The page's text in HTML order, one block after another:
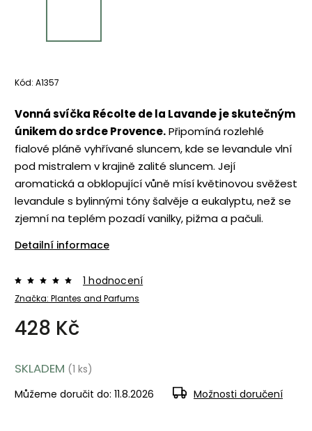
Kód: A1357
Vonná svíčka Récolte de la Lavande je skutečným
únikem do srdce Provence.Připomíná rozlehlé
fialové pláně vyhřívané sluncem, kde se levandule vlní
pod mistralem v krajině zalité sluncem. Její
aromatická a obklopující vůně mísí květinovou svěžest
levandule s bylinnými tóny šalvěje a eukalyptu, než se
zjemní na teplém pozadí vanilky, pižma a pačuli.
Detailní informace
Značka: Plantes and Parfums
1 hodnocení
428 Kč
SKLADEM (1 ks)
Můžeme doručit do: 11.8.2026 Možnosti doručení